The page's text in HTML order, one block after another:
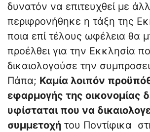
δυνατόν να επιτευχθεί με
περιφρονήθηκε η τάξη της
ποια επί τέλους ωφέλεια θα
προέλθει για την Εκκλησία
δικαιολογούσε την
Πάπα; Καμία λοιπόν
εφαρμογής της οικονομίας
υφίσταται που να
συμμετοχή του Ποντίφικα